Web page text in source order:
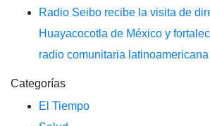
Radio Seibo recibe la visita de
Huayacocotla de México y
radio comunitaria latinoamericana
Categorías
El Tiempo